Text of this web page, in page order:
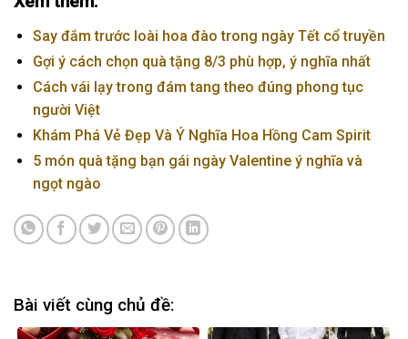
Say đắm trước loài hoa đào trong ngày Tết cổ truyền
Gợi ý cách chọn quà tặng 8/3 phù hợp, ý nghĩa nhất
Cách vái lạy trong đám tang theo đúng phong tục
người Việt
Khám Phá Vẻ Đẹp Và Ý Nghĩa Hoa Hồng Cam Spirit
5 món quà tặng bạn gái ngày Valentine ý nghĩa và
ngọt ngào
Bài viết cùng chủ đề: